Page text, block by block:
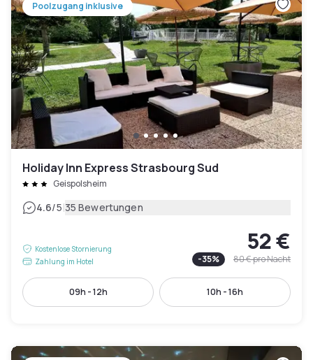
Poolzugang inklusive
Holiday Inn Express Strasbourg Sud
Geispolsheim
4.6/5|35 Bewertungen
Kostenlose Stornierung
Zahlung im Hotel
52 €
-35% 80 €pro Nacht
09h - 12h 10h - 16h